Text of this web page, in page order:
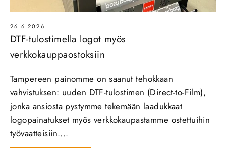
26.6.2026
DTF-tulostimella logot myös
verkkokauppaostoksiin
Tampereen painomme on saanut tehokkaan
vahvistuksen: uuden DTF‑tulostimen (Direct‑to‑Film),
jonka ansiosta pystymme tekemään laadukkaat
logopainatukset myös verkkokaupastamme ostettuihin
työvaatteisiin....